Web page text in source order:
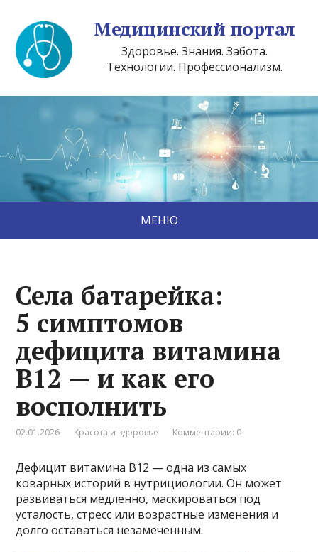
Медицинский портал
Здоровье. Знания. Забота.
Технологии. Профессионализм.
МЕНЮ
Села батарейка:
5 симптомов
дефицита витамина
В12 — и как его
восполнить
02.01.2026 Красота и здоровье Комментарии: 0
Дефицит витамина B12 — одна из самых
коварных историй в нутрициологии. Он может
развиваться медленно, маскироваться под
усталость, стресс или возрастные изменения и
долго оставаться незамеченным.